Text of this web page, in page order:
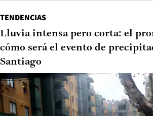
TENDENCIAS
Lluvia intensa pero corta: el
cómo será el evento de
Santiago